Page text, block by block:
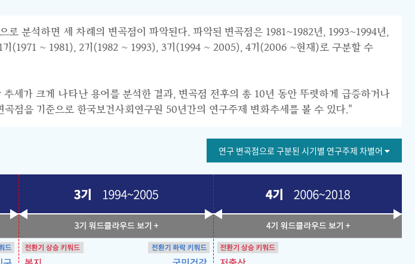
분석하면 세 차례의 변곡점이 파악된다. 파악된 변곡점은 1981~1982년, 1993~1994년,
(1971 ~ 1981), 2기(1982 ~ 1993), 3기(1994 ~ 2005), 4기(2006 ~현재)로 구분할 수
세가 크게 나타난 용어를 분석한 결과, 변곡점 전후의 총 10년 동안 뚜렷하게 급증하거나
점을 기준으로 한국보건사회연구원 50년간의 연구주제 변화추세를 볼 수 있다."
연구 변곡점으로 구분된 시기별 연구주제 차별어